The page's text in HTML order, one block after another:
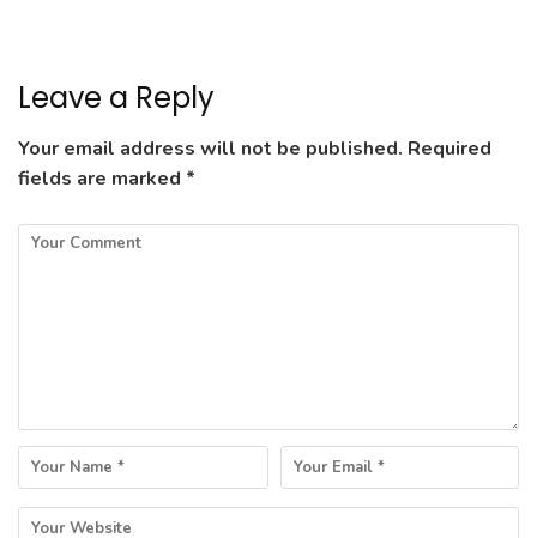
Leave a Reply
Your email address will not be published. Required
fields are marked *